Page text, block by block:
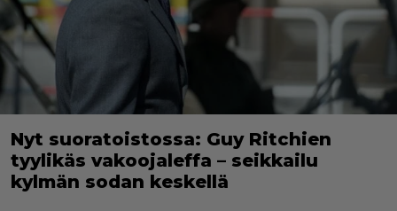
Nyt suoratoistossa: Guy Ritchien
tyylikäs vakoojaleffa – seikkailu
kylmän sodan keskellä